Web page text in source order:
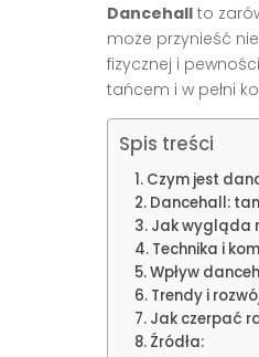
Dancehall to
może przynieść
fizycznej i
tańcem i w pełni
Spis treści
Czym jest
Dancehall:
Jak wygląda
Technika i
Wpływ
Trendy i
Jak czerpać
Źródła: